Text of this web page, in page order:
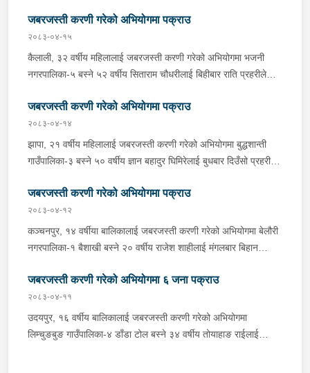
गरेको भन्ने उजुरीको आधारमा इलाका प्रहरी कार्यालय दार्माबाट खटिएको
प्रहरीले उनलाई पक्राउ गरेको हो । यस सम्बन्धमा प्रहरीले आवश्यक
अनुसन्धान गरिरहेको छ ।
जबरजस्ती करणी गरेको अभियोगमा पक्राउ
२०८३-०४-१५
कैलाली, ३२ वर्षीय महिलालाई जबरजस्ती करणी गरेको अभियोगमा भजनी
नगरपालिका-५ बस्ने ५२ वर्षीय सिताराम चौधरीलाई बिहीबार राति प्रहरीले
उजुरीको आधारमा इलाका प्रहरी कार्यालय भजनीबाट खटिएको प्रहरीले
उनलाई पक्राउ गरेको हो । यस सम्बन्धमा प्रहरीले आवश्‍यक अनुसन्धान
गरिरहेको छ ।
जबरजस्ती करणी गरेको अभियोगमा पक्राउ
२०८३-०४-१४
झापा, २१ वर्षीय महिलालाई जबरजस्ती करणी गरेको अभियोगमा बुद्धशान्ती
गाउँपालिका-३ बस्ने ५० वर्षीय ज्ञान बहादुर घिमिरेलाई बुधबार दिउँसो प्रहरीले
उजुरीको आधारमा इलाका प्रहरी कार्यालय बुधबारेबाट खटिएको प्रहरीले
उनलाई पक्राउ गरेको हो ।यस सम्बन्धमा प्रहरीले आवश्यक अनुसन्धान
गरिरहेको छ ।
जबरजस्ती करणी गरेको अभियोगमा पक्राउ
२०८३-०४-१२
कञ्चनपुर, १४ वर्षीया बालिकालाई जबरजस्ती करणी गरेको अभियोगमा बेलौरी
नगरपालिका-१ बैशाखी बस्ने २० वर्षीय राजेश शाहीलाई मंगलबार बिहान
भन्ने उजुरीको आधारमा इलाका प्रहरी कार्यालय त्रिभुवनबस्तीबाट खटिएको
प्रहरीले उनलाई पक्राउ गरेको हो । साथै प्रहरीले थप अनुसन्धानको लागि २
जनालाई नियन्त्रणमा लिएको छ । यस सम्बन्धमा प्रहरीले आवश्यक
अनुसन्धान गरिरहेको छ ।
जबरजस्ती करणी गरेको अभियोगमा ६ जना पक्राउ
२०८३-०४-११
उदयपुर, १६ वर्षीय बालिकालाई जबरजस्ती करणी गरेको अभियोगमा
लिम्चुङबुङ गाउँपालिका-४ डाँडा टोल बस्ने ३४ वर्षीय तोयाहाङ राईलाई